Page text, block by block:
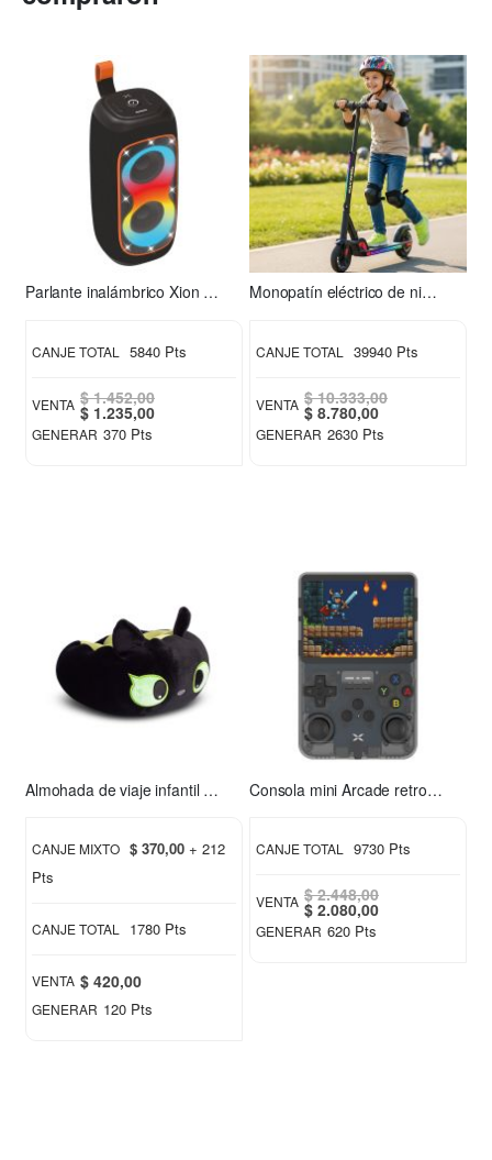
Parlante inalámbrico Xion XI-XT31
CANJE TOTAL 5840 Pts
VENTA $ 1.452,00
Special
Price
$ 1.235,00
GENERAR 370 Pts
Monopatín eléctrico de niño S2 Xion
CANJE TOTAL 39940 Pts
VENTA $ 10.333,00
Special
Price
$ 8.780,00
GENERAR 2630 Pts
Almohada de viaje infantil Chimuelo verde
CANJE MIXTO $ 370,00 + 212
Pts
CANJE TOTAL 1780 Pts
VENTA $ 420,00
GENERAR 120 Pts
Consola mini Arcade retro Xion XI-GAME350
CANJE TOTAL 9730 Pts
VENTA $ 2.448,00
Special
Price
$ 2.080,00
GENERAR 620 Pts